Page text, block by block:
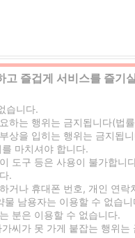
고 즐겁게 서비스를 즐기
습니다.
하는 행위는 금지됩니다(법
상을 입히는 행위는 금지됩
마치셔야 합니다.
도구 등은 사용이 불가합니
.
거나 휴대폰 번호, 개인 연
물 남용자는 이용할 수 없습니
분은 이용할 수 없습니다.
씨가 못 가게 붙잡는 행위는